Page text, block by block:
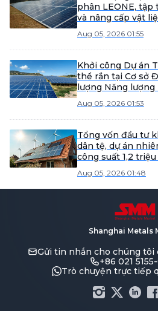
phân LEONE,
và nâng cấp vật
Aug 05, 2026 01:55
Khởi công Dự án
thể rắn tại Cơ sở
lượng Năng lượng
Aug 05, 2026 01:53
Tổng vốn đầu tư
dân tệ, dự án
công suất 1,2
Aug 05, 2026 01:48
Shanghai Metals
Gửi tin nhắn cho chúng tôi
+86 021
Trò chuyện trực tiếp